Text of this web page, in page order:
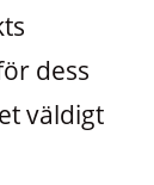
dess
väldigt